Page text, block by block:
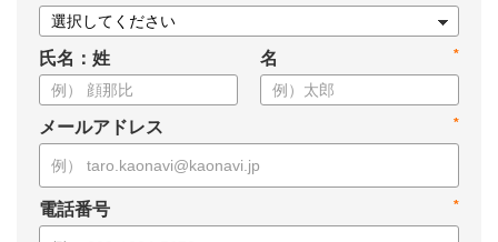
氏名：姓 *
名
*
メールアドレス
*
電話番号